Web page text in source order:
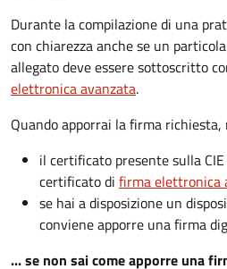
Durante la compilazione di una
con chiarezza anche se un
allegato deve essere sottoscritto
elettronica avanzata.
Quando apporrai la firma richiesta,
il certificato presente sulla
certificato di firma elettronica
se hai a disposizione un
conviene apporre una firma
... se non sai come apporre una